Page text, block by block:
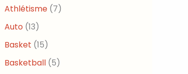
Athlétisme (7)
Auto (13)
Basket (15)
Basketball (5)